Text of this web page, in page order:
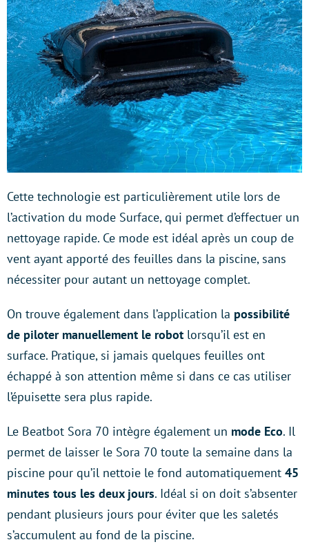
Cette technologie est particulièrement utile lors de
l’activation du mode Surface, qui permet d’effectuer un
nettoyage rapide. Ce mode est idéal après un coup de
vent ayant apporté des feuilles dans la piscine, sans
nécessiter pour autant un nettoyage complet.
On trouve également dans l’application la possibilité
de piloter manuellement le robot lorsqu’il est en
surface. Pratique, si jamais quelques feuilles ont
échappé à son attention même si dans ce cas utiliser
l’épuisette sera plus rapide.
Le Beatbot Sora 70 intègre également un mode Eco. Il
permet de laisser le Sora 70 toute la semaine dans la
piscine pour qu’il nettoie le fond automatiquement 45
minutes tous les deux jours. Idéal si on doit s’absenter
pendant plusieurs jours pour éviter que les saletés
s’accumulent au fond de la piscine.